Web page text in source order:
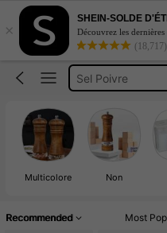
×
SHEIN-SOLDE
Découvrez les dernières
(18,717)
Saliere Et
Sel Poivre
Saliere Poivrière
Salière
Saliere Et
Multicolore Non
Recommended Most